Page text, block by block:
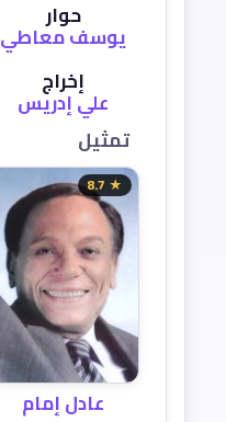
حوار
يوسف معاطي
إخراج
علي إدريس
تمثيل
★ 8.7
عادل إمام